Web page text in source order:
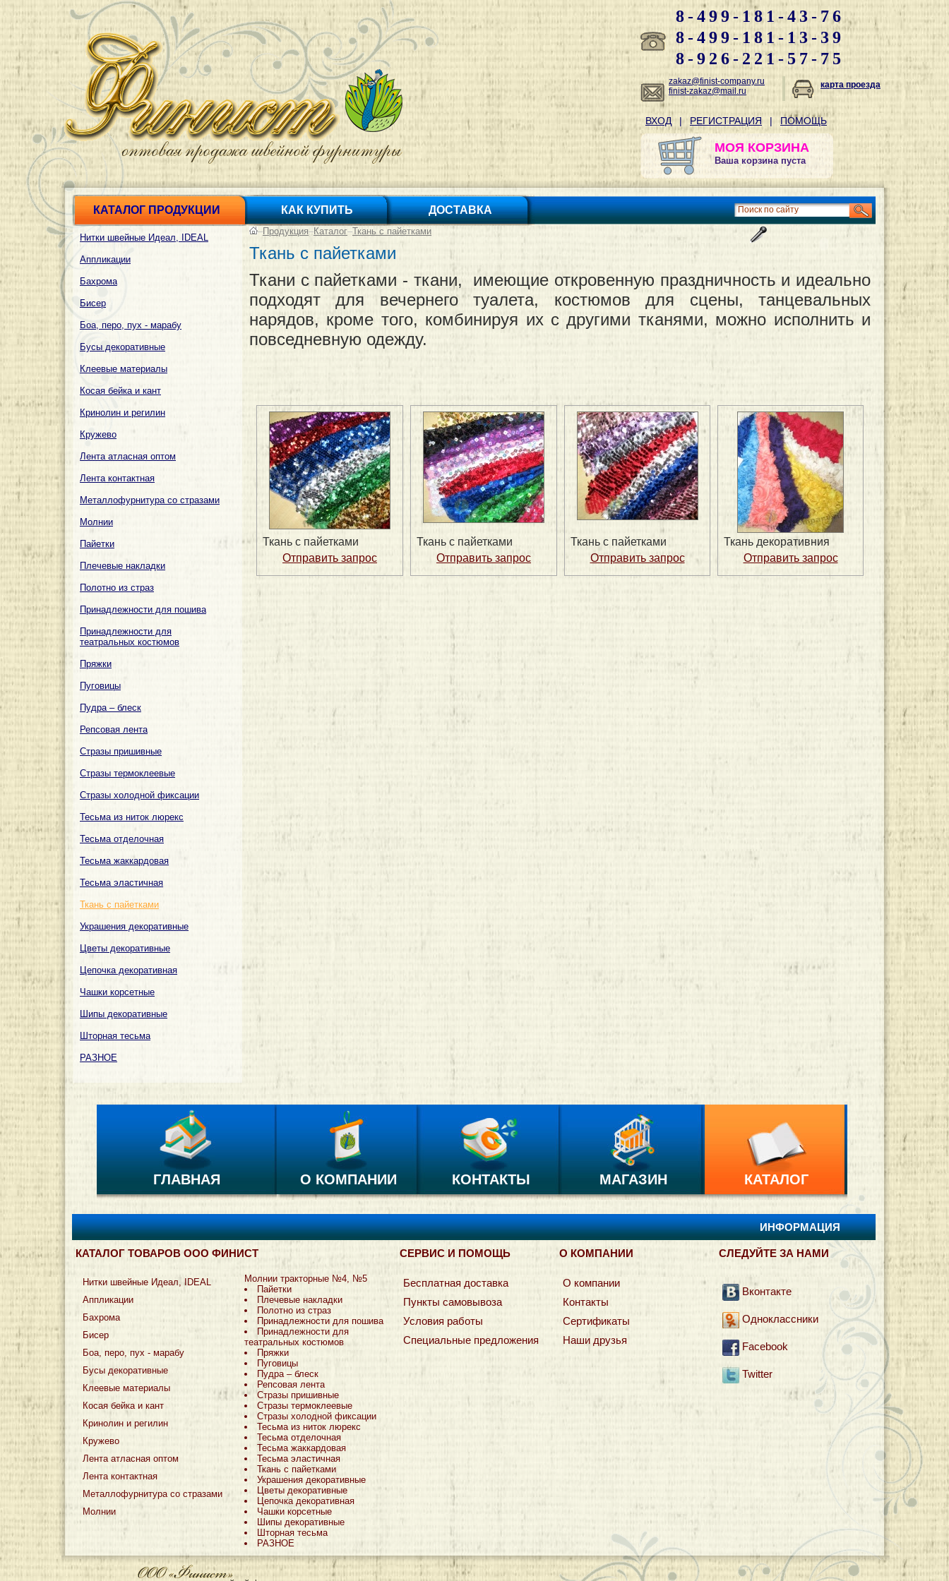
8-499-181-43-76
8-499-181-13-39
8-926-221-57-75
zakaz@finist-company.ru
finist-zakaz@mail.ru
карта проезда
ВХОД | РЕГИСТРАЦИЯ | ПОМОЩЬ
МОЯ КОРЗИНА
Ваша корзина пуста
КАТАЛОГ ПРОДУКЦИИ КАК КУПИТЬ ДОСТАВКА
Нитки швейные Идеал, IDEAL
Аппликации
Бахрома
Бисер
Боа, перо, пух - марабу
Бусы декоративные
Клеевые материалы
Косая бейка и кант
Кринолин и регилин
Кружево
Лента атласная оптом
Лента контактная
Металлофурнитура со стразами
Молнии
Пайетки
Плечевые накладки
Полотно из страз
Принадлежности для пошива
Принадлежности для
театральных костюмов
Пряжки
Пуговицы
Пудра – блеск
Репсовая лента
Стразы пришивные
Стразы термоклеевые
Стразы холодной фиксации
Тесьма из ниток люрекс
Тесьма отделочная
Тесьма жаккардовая
Тесьма эластичная
Ткань с пайетками
Украшения декоративные
Цветы декоративные
Цепочка декоративная
Чашки корсетные
Шипы декоративные
Шторная тесьма
РАЗНОЕ
–Продукция–Каталог–Ткань с пайетками
Ткань с пайетками
Ткани с пайетками - ткани, имеющие откровенную праздничность и идеально
подходят для вечернего туалета, костюмов для сцены, танцевальных
нарядов, кроме того, комбинируя их с другими тканями, можно исполнить и
повседневную одежду.
Ткань с пайетками Ткань с пайетками Ткань с пайетками Ткань декоративния
ГЛАВНАЯ О КОМПАНИИ КОНТАКТЫ МАГАЗИН КАТАЛОГ
ИНФОРМАЦИЯ
КАТАЛОГ ТОВАРОВ ООО ФИНИСТ СЕРВИС И ПОМОЩЬ О КОМПАНИИ СЛЕДУЙТЕ ЗА НАМИ
Нитки швейные Идеал, IDEAL
Аппликации
Бахрома
Бисер
Боа, перо, пух - марабу
Бусы декоративные
Клеевые материалы
Косая бейка и кант
Кринолин и регилин
Кружево
Лента атласная оптом
Лента контактная
Металлофурнитура со стразами
Молнии
Молнии тракторные №4, №5
Пайетки
Плечевые накладки
Полотно из страз
Принадлежности для пошива
Принадлежности для
театральных костюмов
Пряжки
Пуговицы
Пудра – блеск
Репсовая лента
Стразы пришивные
Стразы термоклеевые
Стразы холодной фиксации
Тесьма из ниток люрекс
Тесьма отделочная
Тесьма жаккардовая
Тесьма эластичная
Ткань с пайетками
Украшения декоративные
Цветы декоративные
Цепочка декоративная
Чашки корсетные
Шипы декоративные
Шторная тесьма
РАЗНОЕ
Бесплатная доставка
Пункты самовывоза
Условия работы
Специальные предложения
О компании
Контакты
Сертификаты
Наши друзья
Вконтакте
Одноклассники
Facebook
Twitter